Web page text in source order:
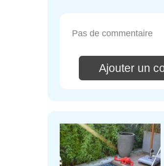
Pas de commentaire
Ajouter un